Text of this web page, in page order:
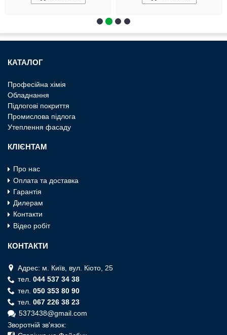
КАТАЛОГ
Професiйна хiмiя
Обладнання
Пiдлоговi покриття
Промислова пiдлога
Утеплення фасаду
КЛІЄНТАМ
Про нас
Оплата та доставка
Гарантія
Дилерам
Контакти
Відео робіт
КОНТАКТИ
Адрес: м. Київ, вул. Кiото, 25
тел. 044 537 34 38
тел. 050 353 80 90
тел. 067 226 38 23
5373438@gmail.com
Зворотній зв'язок: